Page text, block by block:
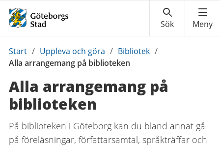
Du
är
Start / Uppleva och göra / Bibliotek /
Alla arrangemang på biblioteken
Alla arrangemang på
biblioteken
På biblioteken i Göteborg kan du bland annat gå
på föreläsningar, författarsamtal, språkträffar och